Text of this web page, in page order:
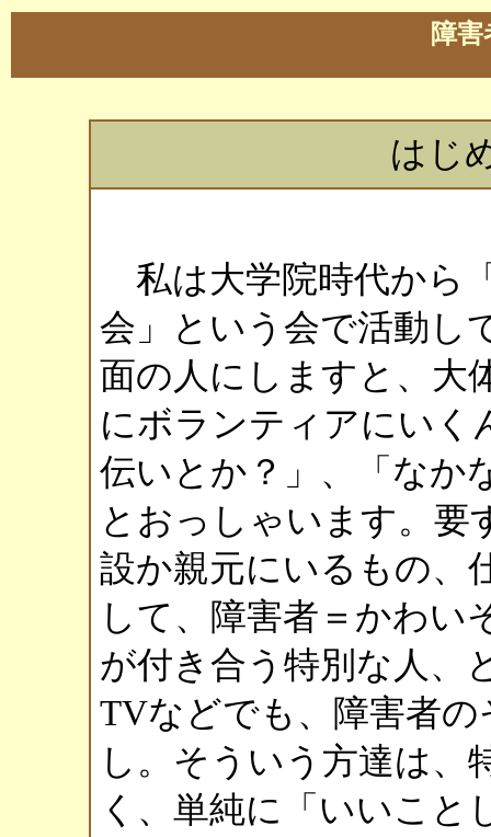
障
はじ
私は大学院時代から
会」という会で活動し
面の人にしますと、大
にボランティアにいく
伝いとか？」、「なか
とおっしゃいます。要
設か親元にいるもの、
して、障害者＝かわい
が付き合う特別な人、
TVなどでも、障害者
し。そういう方達は、
く、単純に「いいこと